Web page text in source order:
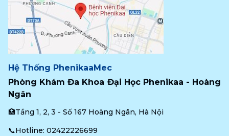
Hệ Thống PhenikaaMec
Phòng Khám Đa Khoa Đại Học Phenikaa - Hoàng
Ngân
🏥Tầng 1, 2, 3 - Số 167 Hoàng Ngân, Hà Nội
📞Hotline: 02422226699